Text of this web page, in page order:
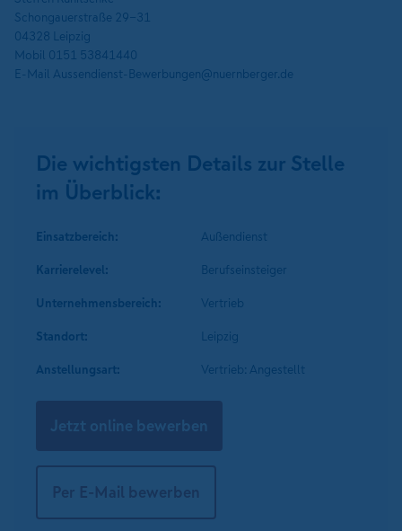
Schongauerstraße 29-31
04328 Leipzig
Mobil 0151 53841440
E-Mail Aussendienst-Bewerbungen@nuernberger.de
Die wichtigsten Details zur Stelle
im Überblick:
Einsatzbereich:
Außendienst
Karrierelevel:
Berufseinsteiger
Unternehmens­bereich:
Vertrieb
Standort:
Leipzig
Anstellungsart:
Vertrieb: Angestellt
Jetzt online bewerben
Per E-Mail bewerben